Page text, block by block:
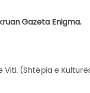
Gazeta Enigma.
(Shtëpia e